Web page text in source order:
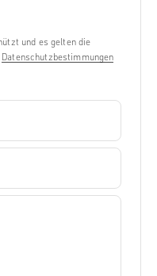
und es gelten die
Datenschutzbestimmungen